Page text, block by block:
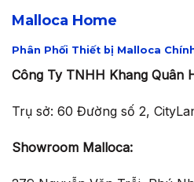
Malloca Home
Phân Phối Thiết bị Malloca
Công Ty TNHH Khang Quân
Trụ sở: 60 Đường số 2,
Showroom Malloca: